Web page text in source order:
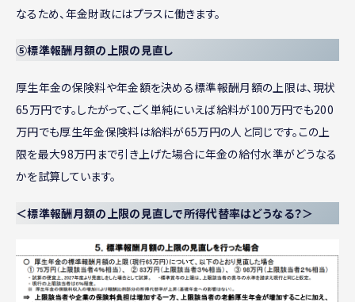
なるため、年金財政にはプラスに働きます。
⑤標準報酬月額の上限の見直し
厚生年金の保険料や年金額を決める標準報酬月額の上限は、現状
65万円です。したがって、ごく単純にいえば給料が100万円でも200
万円でも厚生年金保険料は給料が65万円の人と同じです。この上
限を最大98万円まで引き上げた場合に年金の給付水準がどうなる
かを試算しています。
＜標準報酬月額の上限の見直しで所得代替率はどうなる？＞